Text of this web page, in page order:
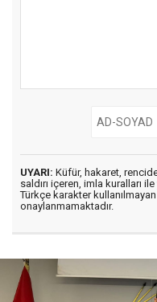
UYARI: Küfür, hakaret,
saldırı içeren, imla kuralları ile
Türkçe karakter
onaylanmamaktadır.